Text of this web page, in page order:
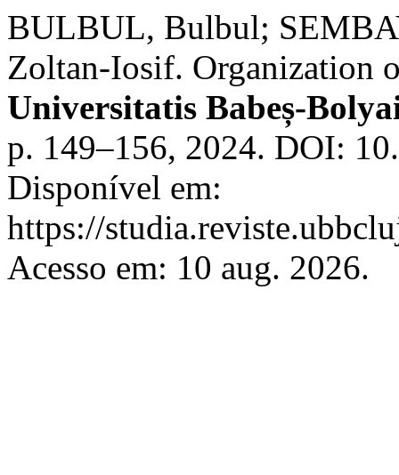
BULBUL, Bulbul;
Zoltan-Iosif. Organization
Universitatis Babeș-
p. 149–156, 2024. DOI:
Disponível em:
https://
Acesso em: 10 aug. 2026.